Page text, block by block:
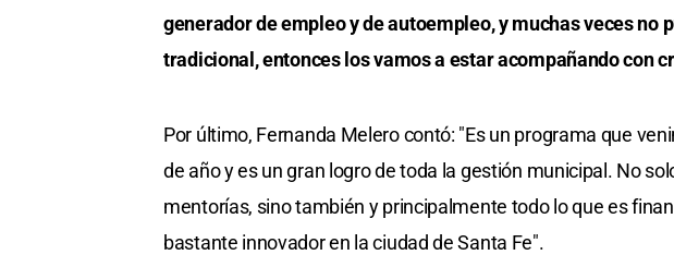
generador de empleo y de autoempleo, y muchas veces no
tradicional, entonces los vamos a estar acompañando con
Por último, Fernanda Melero contó: "Es un programa que
de año y es un gran logro de toda la gestión municipal. No
mentorías, sino también y principalmente todo lo que es
bastante innovador en la ciudad de Santa Fe".